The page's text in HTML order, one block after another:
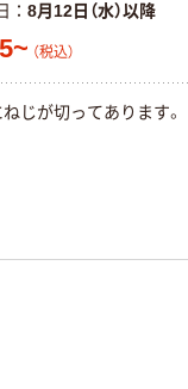
8月12日（水）以降
（税込）
じが切ってあります。